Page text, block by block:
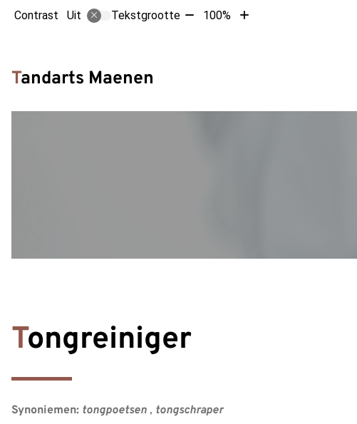
Contrast Uit Tekstgrootte Tekst100%
Tekst
Tandarts Maenen
Tongreiniger
Synoniemen: tongpoetsen , tongschraper